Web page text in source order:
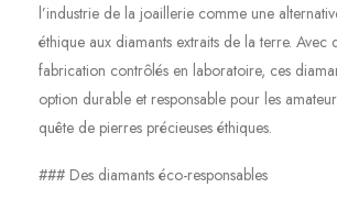
l’industrie de la joaillerie comme une
éthique aux diamants extraits de la terre. Avec
fabrication contrôlés en laboratoire, ces
option durable et responsable pour les
quête de pierres précieuses éthiques.
### Des diamants éco-responsables